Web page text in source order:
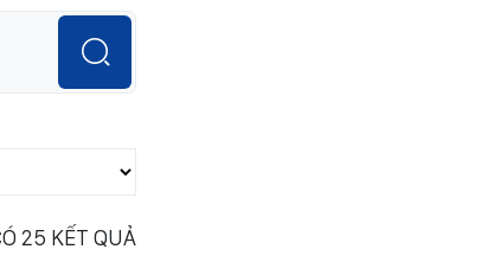
25 KẾT QUẢ